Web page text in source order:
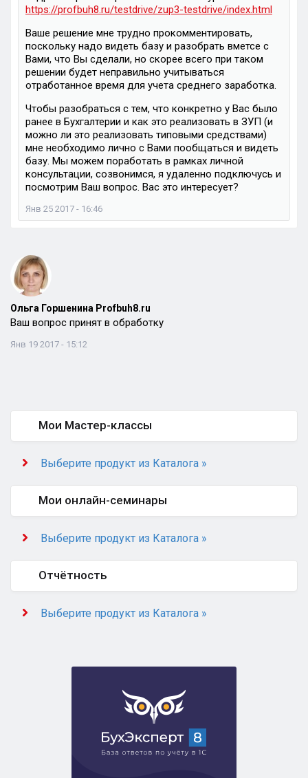
https://profbuh8.ru/testdrive/zup3-testdrive/index.html
Ваше решение мне трудно прокомментировать,
поскольку надо видеть базу и разобрать вметсе с
Вами, что Вы сделали, но скорее всего при таком
решении будет неправильно учитываться
отработанное время для учета среднего заработка.
Чтобы разобраться с тем, что конкретно у Вас было
ранее в Бухгалтерии и как это реализовать в ЗУП (и
можно ли это реализовать типовыми средствами)
мне необходимо лично с Вами пообщаться и видеть
базу. Мы можем поработать в рамках личной
консультации, созвонимся, я удаленно подключусь и
посмотрим Ваш вопрос. Вас это интересует?
Янв 25 2017 - 16:46
Ольга Горшенина Profbuh8.ru
Ваш вопрос принят в обработку
Янв 19 2017 - 15:12
Мои Мастер-классы
Выберите продукт из Каталога »
Мои онлайн-семинары
Выберите продукт из Каталога »
Отчётность
Выберите продукт из Каталога »